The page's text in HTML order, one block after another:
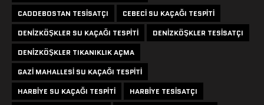
CADDEBOSTAN TESISATÇI
CEBECI SU KAÇAĞI TESPITI
DENIZKÖŞKLER SU KAÇAĞI TESPITI
DENIZKÖŞKLER TESISATÇI
DENIZKÖŞKLER TIKANIKLIK AÇMA
GAZI MAHALLESI SU KAÇAĞI TESPITI
HARBIYE SU KAÇAĞI TESPITI
HARBIYE TESISATÇI